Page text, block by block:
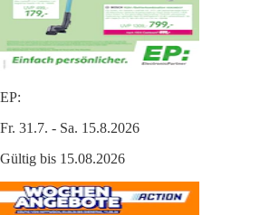
EP:
Fr. 31.7. - Sa. 15.8.2026
Gültig bis 15.08.2026